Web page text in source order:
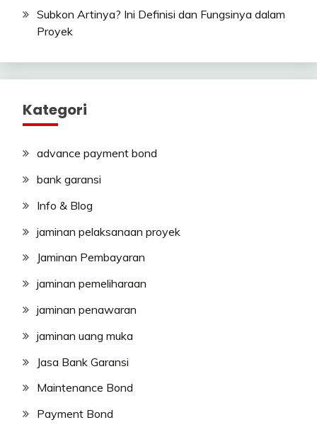
Subkon Artinya? Ini Definisi dan Fungsinya dalam
Proyek
Kategori
advance payment bond
bank garansi
Info & Blog
jaminan pelaksanaan proyek
Jaminan Pembayaran
jaminan pemeliharaan
jaminan penawaran
jaminan uang muka
Jasa Bank Garansi
Maintenance Bond
Payment Bond